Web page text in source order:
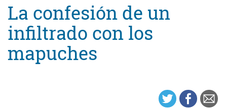
La confesión de un
infiltrado con los
mapuches